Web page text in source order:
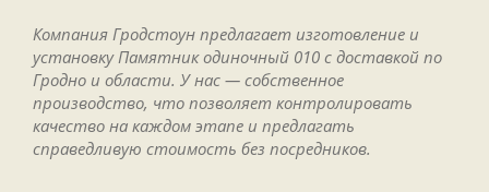
Компания Гродстоун предлагает изготовление и
установку Памятник одиночный 010 с доставкой по
Гродно и области. У нас — собственное
производство, что позволяет контролировать
качество на каждом этапе и предлагать
справедливую стоимость без посредников.